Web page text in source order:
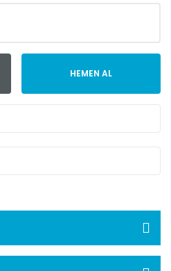
HEMEN AL